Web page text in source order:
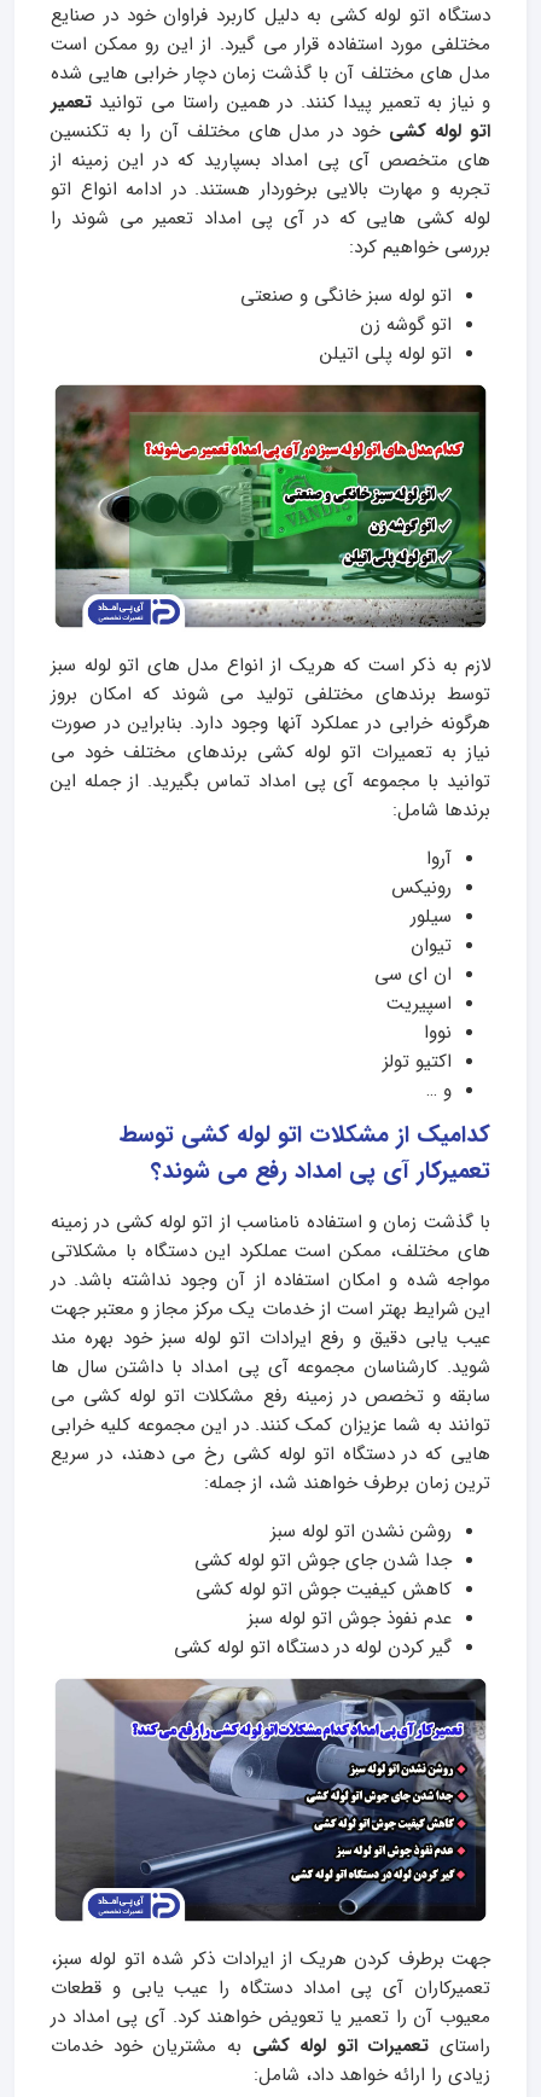
دستگاه اتو لوله کشی به دلیل کاربرد فراوان خود در صنایع
مختلفی مورد استفاده قرار می گیرد. از این رو ممکن است
مدل های مختلف آن با گذشت زمان دچار خرابی هایی شده
و نیاز به تعمیر پیدا کنند. در همین راستا می توانید تعمیر
اتو لوله کشی خود در مدل های مختلف آن را به تکنسین
های متخصص آی پی امداد بسپارید که در این زمینه از
تجربه و مهارت بالایی برخوردار هستند. در ادامه انواع اتو
لوله کشی هایی که در آی پی امداد تعمیر می شوند را
بررسی خواهیم کرد:
اتو لوله سبز خانگی و صنعتی
اتو گوشه زن
اتو لوله پلی اتیلن
لازم به ذکر است که هریک از انواع مدل های اتو لوله سبز
توسط برندهای مختلفی تولید می شوند که امکان بروز
هرگونه خرابی در عملکرد آنها وجود دارد. بنابراین در صورت
نیاز به تعمیرات اتو لوله کشی برندهای مختلف خود می
توانید با مجموعه آی پی امداد تماس بگیرید. از جمله این
برندها شامل:
آروا
رونیکس
سیلور
تیوان
ان ای سی
اسپیریت
نووا
اکتیو تولز
و …
کدامیک از مشکلات اتو لوله کشی توسط
تعمیرکار آی پی امداد رفع می شوند؟
با گذشت زمان و استفاده نامناسب از اتو لوله کشی در زمینه
های مختلف، ممکن است عملکرد این دستگاه با مشکلاتی
مواجه شده و امکان استفاده از آن وجود نداشته باشد. در
این شرایط بهتر است از خدمات یک مرکز مجاز و معتبر جهت
عیب یابی دقیق و رفع ایرادات اتو لوله سبز خود بهره مند
شوید. کارشناسان مجموعه آی پی امداد با داشتن سال ها
سابقه و تخصص در زمینه رفع مشکلات اتو لوله کشی می
توانند به شما عزیزان کمک کنند. در این مجموعه کلیه خرابی
هایی که در دستگاه اتو لوله کشی رخ می دهند، در سریع
ترین زمان برطرف خواهند شد، از جمله:
روشن نشدن اتو لوله سبز
جدا شدن جای جوش اتو لوله کشی
کاهش کیفیت جوش اتو لوله کشی
عدم نفوذ جوش اتو لوله سبز
گیر کردن لوله در دستگاه اتو لوله کشی
جهت برطرف کردن هریک از ایرادات ذکر شده اتو لوله سبز،
تعمیرکاران آی پی امداد دستگاه را عیب یابی و قطعات
معیوب آن را تعمیر یا تعویض خواهند کرد. آی پی امداد در
راستای تعمیرات اتو لوله کشی به مشتریان خود خدمات
زیادی را ارائه خواهد داد، شامل: